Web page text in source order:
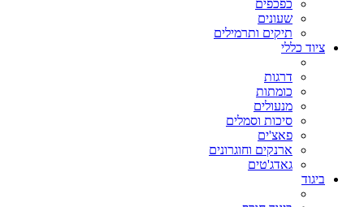
כפכפים
שעונים
תיקים ותרמילים
ציוד כללי
דרגות
כומתות
מנעולים
סיכות וסמלים
פאצ'ים
ארנקים וחוגרונים
גאדג'טים
ביגוד